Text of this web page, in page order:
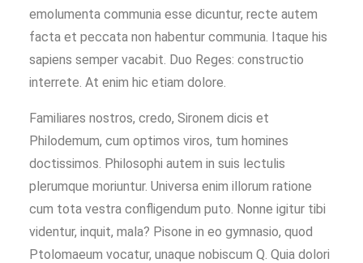
emolumenta communia esse dicuntur, recte autem
facta et peccata non habentur communia. Itaque his
sapiens semper vacabit. Duo Reges: constructio
interrete. At enim hic etiam dolore.
Familiares nostros, credo, Sironem dicis et
Philodemum, cum optimos viros, tum homines
doctissimos. Philosophi autem in suis lectulis
plerumque moriuntur. Universa enim illorum ratione
cum tota vestra confligendum puto. Nonne igitur tibi
videntur, inquit, mala? Pisone in eo gymnasio, quod
Ptolomaeum vocatur, unaque nobiscum Q. Quia dolori